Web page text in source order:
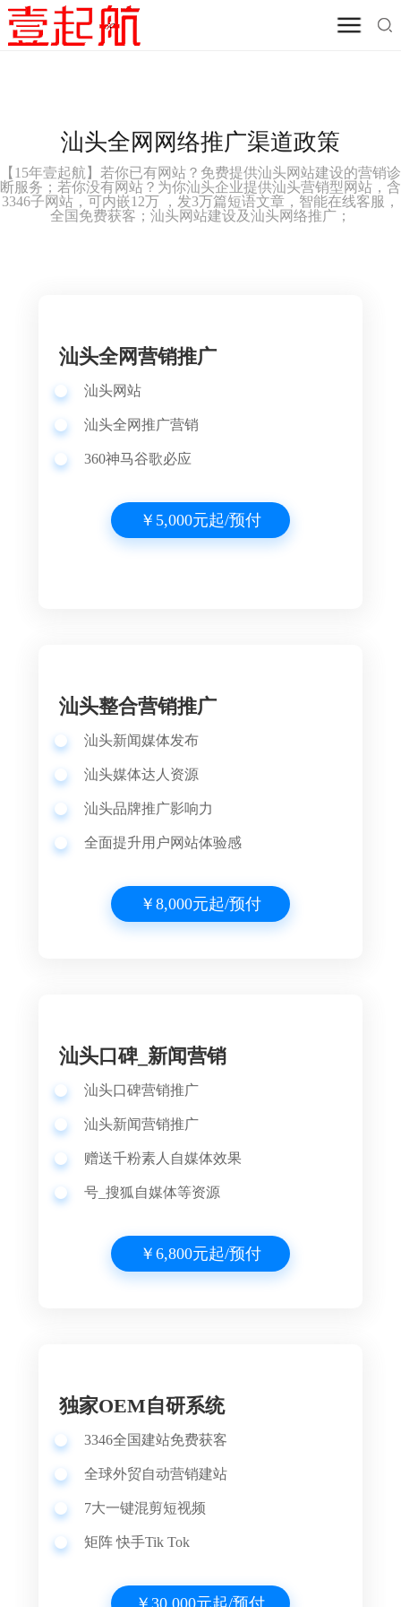
汕头全网网络推广渠道政策
【 15年壹起航】 若你已有网站？免费提供汕头网站建设的营销诊
断服务；若你没有网站？为你汕头企业提供汕头营销型网站，含
3346子网站，可内嵌12万 ，发3万篇短语文章，智能在线客服，
全国免费获客； 汕头网站建设及汕头网络推广；
汕头全网营销推广
汕头网站
汕头全网推广营销
360神马谷歌必应
￥5,000元起/预付
汕头整合营销推广
汕头新闻媒体发布
汕头媒体达人资源
汕头品牌推广影响力
全面提升用户网站体验感
￥8,000元起/预付
汕头口碑_新闻营销
汕头口碑营销推广
汕头新闻营销推广
赠送千粉素人自媒体效果
号_搜狐自媒体等资源
￥6,800元起/预付
独家OEM自研系统
3346全国建站免费获客
全球外贸自动营销建站
7大一键混剪短视频
矩阵 快手Tik Tok
￥30,000元起/预付